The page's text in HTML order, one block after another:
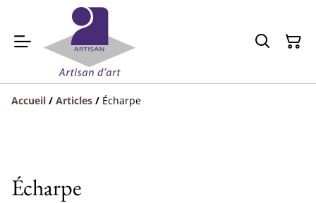
Accueil / Articles / Écharpe
Écharpe